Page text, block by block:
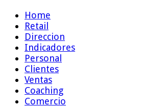
Home
Retail
Direccion
Indicadores
Personal
Clientes
Ventas
Coaching
Comercio